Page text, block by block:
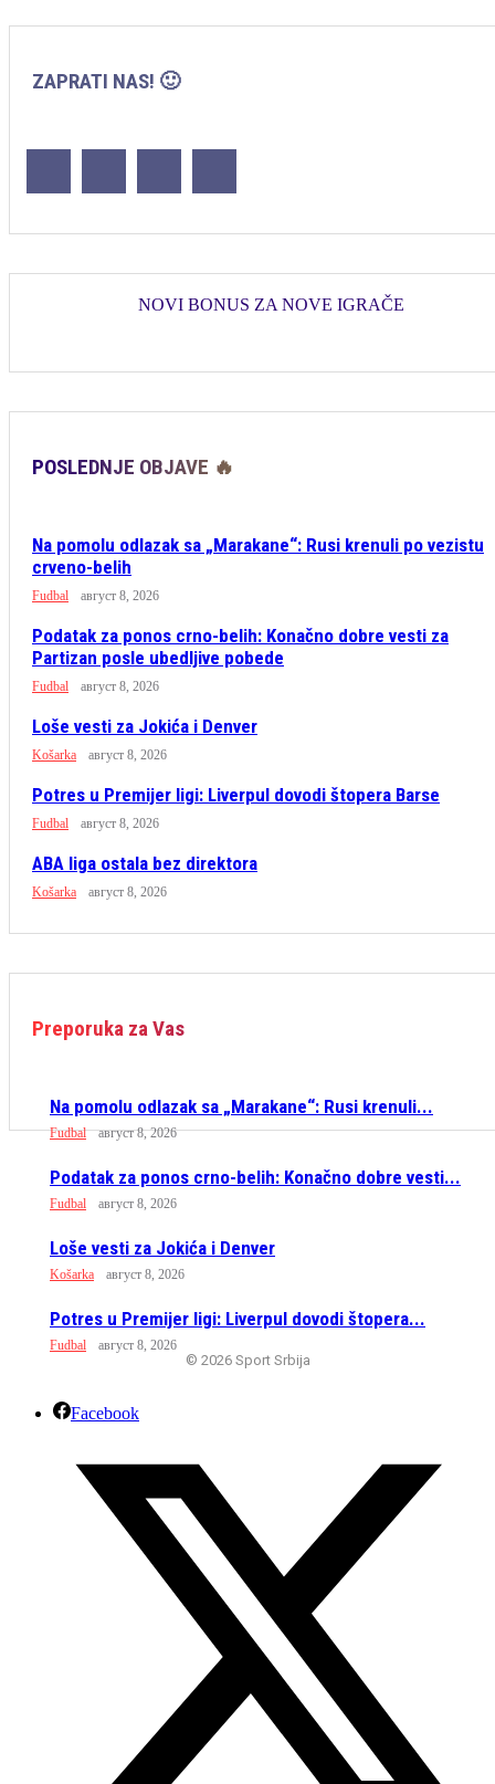
ZAPRATI NAS! 🙂
NOVI BONUS ZA NOVE IGRAČE
POSLEDNJE OBJAVE 🔥
Na pomolu odlazak sa „Marakane“: Rusi krenuli po vezistu
crveno-belih
Fudbal август 8, 2026
Podatak za ponos crno-belih: Konačno dobre vesti za
Partizan posle ubedljive pobede
Fudbal август 8, 2026
Loše vesti za Jokića i Denver
Košarka август 8, 2026
Potres u Premijer ligi: Liverpul dovodi štopera Barse
Fudbal август 8, 2026
ABA liga ostala bez direktora
Košarka август 8, 2026
Preporuka za Vas
Na pomolu odlazak sa „Marakane“: Rusi krenuli...
Fudbal август 8, 2026
Podatak za ponos crno-belih: Konačno dobre vesti...
Fudbal август 8, 2026
Loše vesti za Jokića i Denver
Košarka август 8, 2026
Potres u Premijer ligi: Liverpul dovodi štopera...
Fudbal август 8, 2026
© 2026 Sport Srbija
Facebook